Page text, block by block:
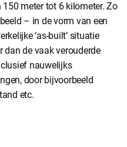
150 meter tot 6 kilometer. Zo
– in de vorm van een
‘as-built’ situatie
dan de vaak verouderde
nauwelijks
door bijvoorbeeld
etc.